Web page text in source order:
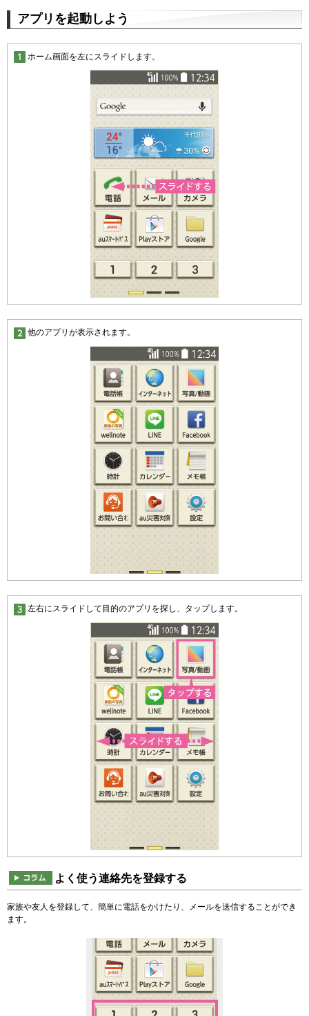
アプリを起動しよう
ホーム画面を左にスライドします。
他のアプリが表示されます。
左右にスライドして目的のアプリを探し、タップします。
よく使う連絡先を登録する
家族や友人を登録して、簡単に電話をかけたり、メールを送信することができ
ます。